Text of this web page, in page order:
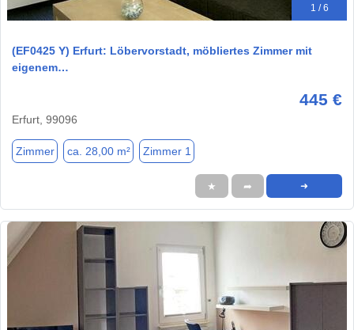
1 / 6
(EF0425 Y) Erfurt: Löbervorstadt, möbliertes Zimmer mit
eigenem…
445 €
Erfurt, 99096
Zimmer ca. 28,00 m² Zimmer 1
★ ➦ ➜